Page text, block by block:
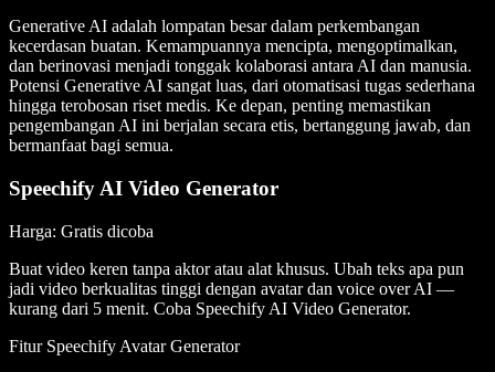
Generative AI adalah lompatan besar dalam perkembangan
kecerdasan buatan. Kemampuannya mencipta, mengoptimalkan,
dan berinovasi menjadi tonggak kolaborasi antara AI dan manusia.
Potensi Generative AI sangat luas, dari otomatisasi tugas sederhana
hingga terobosan riset medis. Ke depan, penting memastikan
pengembangan AI ini berjalan secara etis, bertanggung jawab, dan
bermanfaat bagi semua.
Speechify AI Video Generator
Harga: Gratis dicoba
Buat video keren tanpa aktor atau alat khusus. Ubah teks apa pun
jadi video berkualitas tinggi dengan avatar dan voice over AI —
kurang dari 5 menit. Coba Speechify AI Video Generator.
Fitur Speechify Avatar Generator